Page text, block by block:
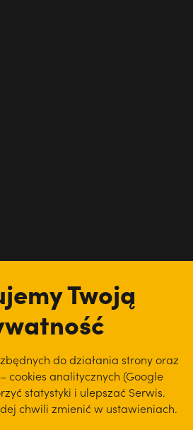
Twoją
do działania strony oraz
cookies analitycznych (Google
statystyki i ulepszać Serwis.
chwili zmienić w ustawieniach.